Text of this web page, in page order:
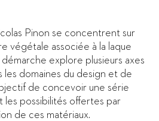
Pinon se concentrent sur
végétale associée à la laque
explore plusieurs axes
domaines du design et de
de concevoir une série
les possibilités offertes par
de ces matériaux.